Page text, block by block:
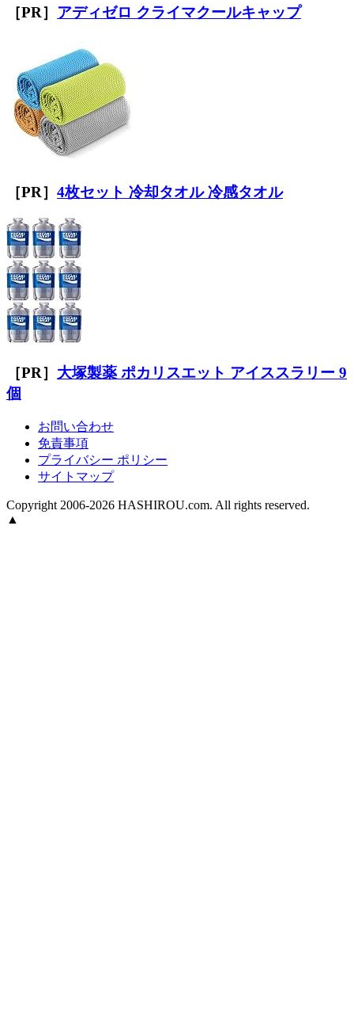
［PR］ アディゼロ クライマクールキャップ
［PR］ 4枚セット 冷却タオル 冷感タオル
［PR］ 大塚製薬 ポカリスエット アイススラリー 9
個
お問い合わせ
免責事項
プライバシー ポリシー
サイトマップ
Copyright 2006-2026 HASHIROU.com. All rights reserved.
▲